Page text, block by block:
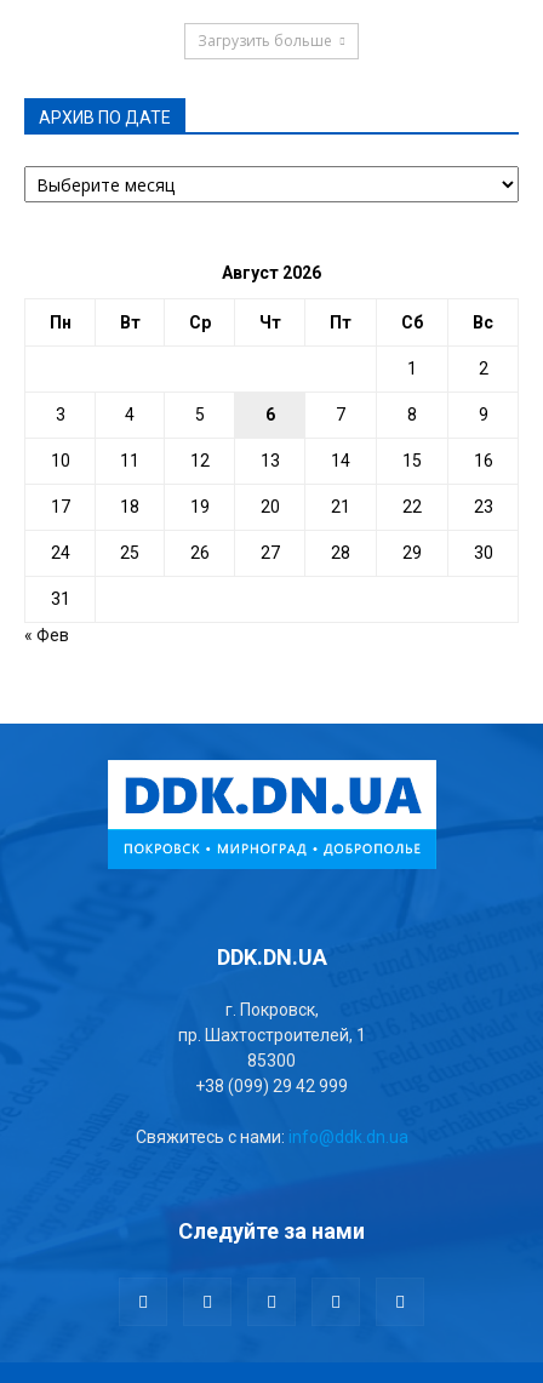
Загрузить больше
АРХИВ ПО ДАТЕ
АРХИВ
ПО
Август 2026
Пн Вт Ср Чт Пт Сб Вс
1 2
3 4 5 6 7 8 9
10 11 12 13 14 15 16
17 18 19 20 21 22 23
24 25 26 27 28 29 30
31
« Фев
DDK.DN.UA
г. Покровск,
пр. Шахтостроителей, 1
85300
+38 (099) 29 42 999
Свяжитесь с нами: info@ddk.dn.ua
Следуйте за нами